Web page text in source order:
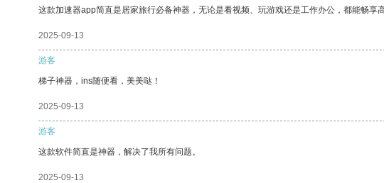
这款加速器app简直是居家旅行必备神器，无论是看视频、玩游戏还是工作办公，都能畅
2025-09-13
游客
梯子神器，ins随便看，美美哒！
2025-09-13
游客
这款软件简直是神器，解决了我所有问题。
2025-09-13